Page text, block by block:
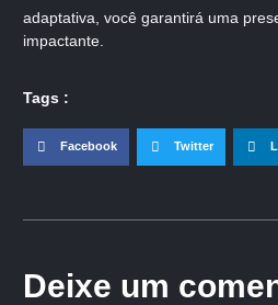
adaptativa, você garantirá uma
impactante.
Tags :
Facebook Twitter
Deixe um